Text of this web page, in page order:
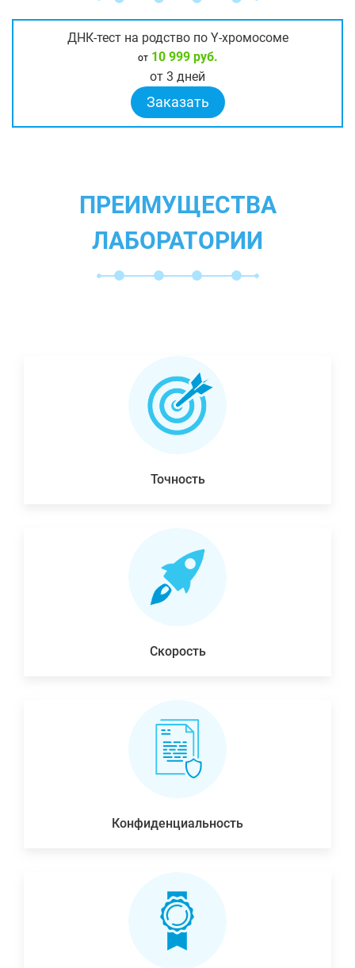
ДНК-тест на родство по Y-хромосоме
от10 999 руб.
от 3 дней
Заказать
ПРЕИМУЩЕСТВА
ЛАБОРАТОРИИ
Точность
Скорость
Конфиденциальность